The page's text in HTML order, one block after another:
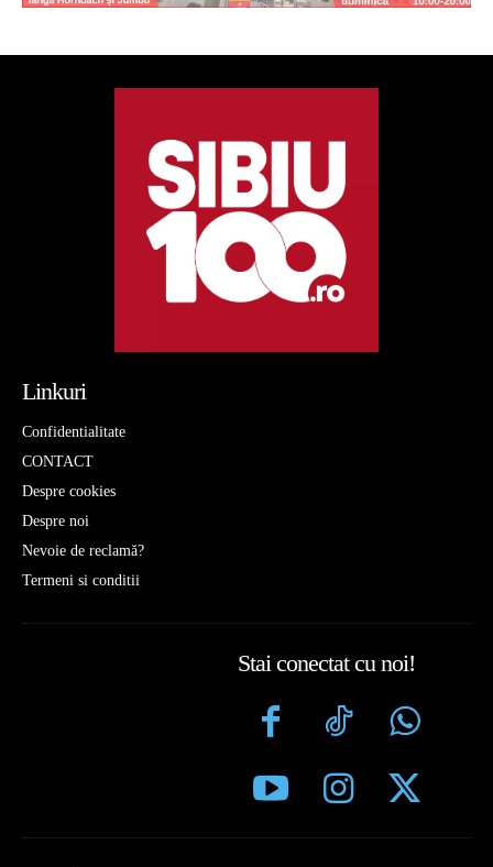
Linkuri
Confidentialitate
CONTACT
Despre cookies
Despre noi
Nevoie de reclamă?
Termeni si conditii
Stai conectat cu noi!